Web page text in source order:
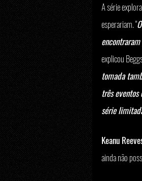
A série
esperariam. "
explicou
tomada
três
série
Keanu
ainda não